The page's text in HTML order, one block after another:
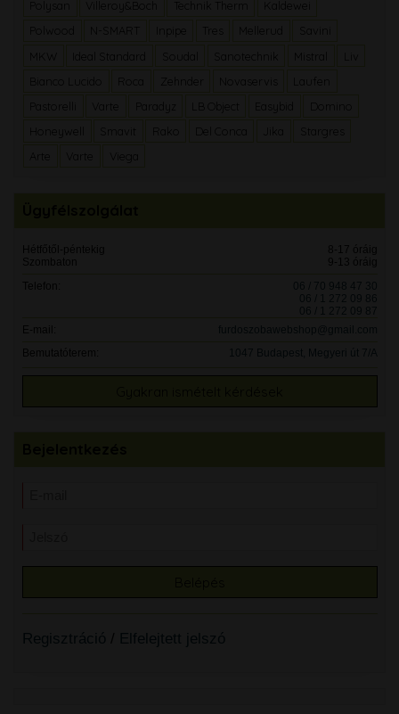
Villeroy&Boch Technik Therm
Kaldewei
N-SMART Inpipe Tres Mellerud
MKW
Ideal Standard Sanotechnik Mistral
Bianco Lucido
Zehnder Novaservis
Laufen
Pastorelli
Varte LB Object
Honeywell
Smavit Del Conca
Stargres
Arte
Varte Viega
Hétfőtől-péntekig
8-17 óráig
Szombaton
9-13 óráig
Telefon:
06 / 70 948 47 30
06 / 1 272 09 86
06 / 1 272 09 87
E-mail:
furdoszobawebshop@gmail.com
Bemutatóterem:
1047 Budapest, Megyeri út 7/A
Regisztráció / Elfelejtett jelszó